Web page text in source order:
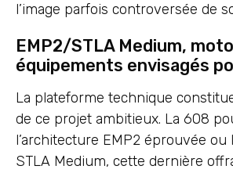
l’image parfois controversée de
EMP2/STLA Medium,
équipements envisagés
La plateforme technique
de ce projet ambitieux. La 608
l’architecture EMP2 éprouvée
STLA Medium, cette dernière